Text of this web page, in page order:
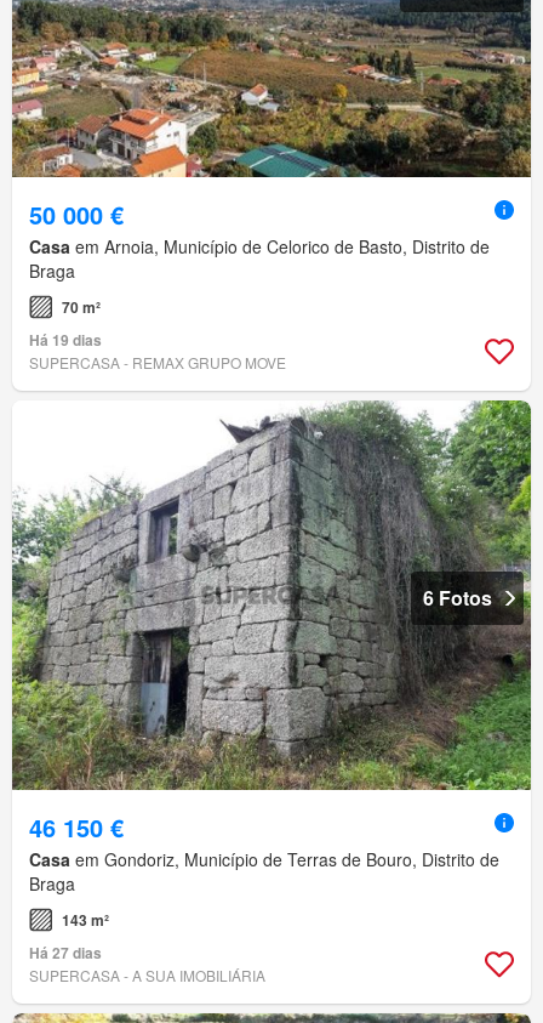
50 000 €
Casa em Arnoia, Município de Celorico de Basto, Distrito de
Braga
70 m²
Há 19 dias
SUPERCASA - REMAX GRUPO MOVE
6 Fotos
46 150 €
Casa em Gondoriz, Município de Terras de Bouro, Distrito de
Braga
143 m²
Há 27 dias
SUPERCASA - A SUA IMOBILIÁRIA